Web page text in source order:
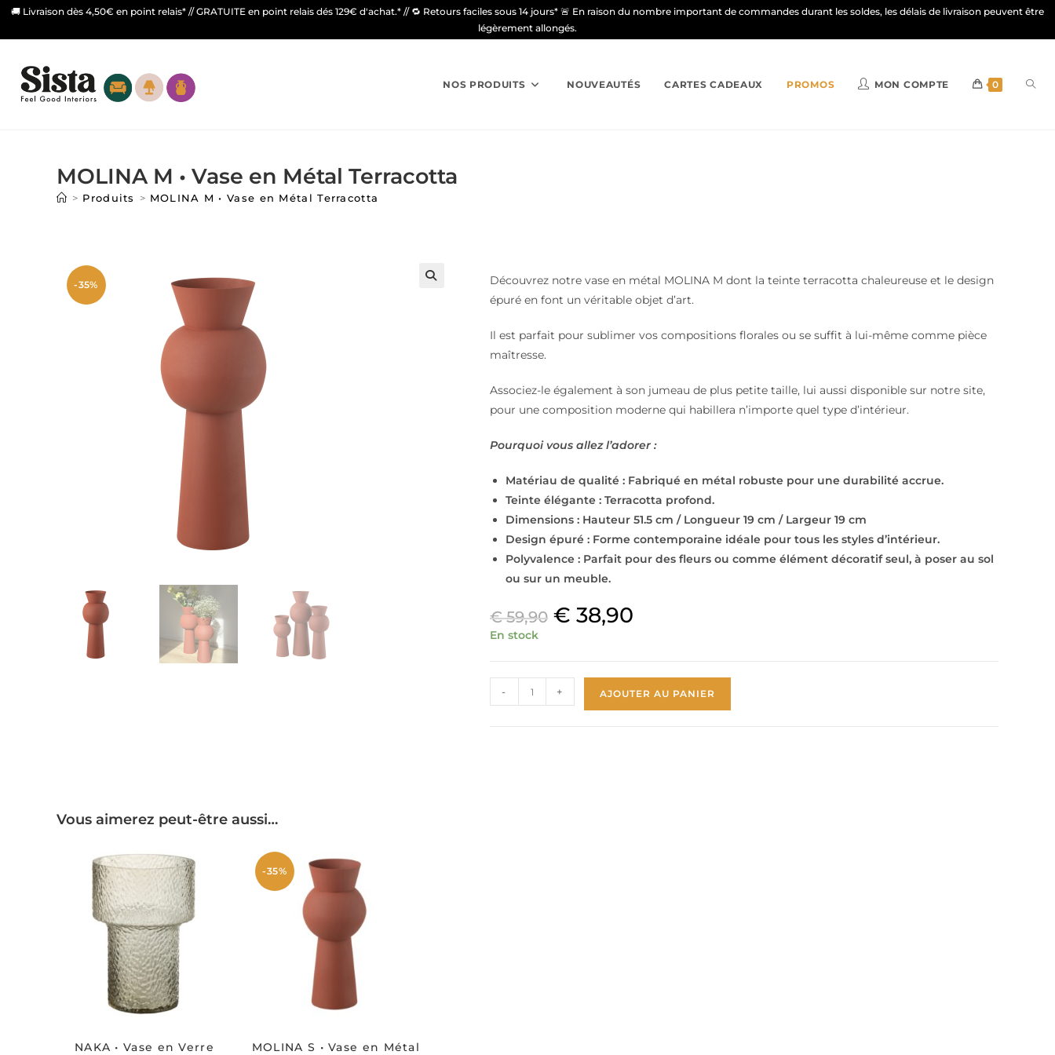
🚚 Livraison dès 4,50€ en point relais* // GRATUITE en point relais dés 129€ d'achat.* // 🔁 Retours faciles sous 14 jours* 🚨 En raison du nombre important de commandes durant les soldes, les délais de livraison peuvent être
légèrement allongés.
NOS PRODUITS NOUVEAUTÉS CARTES CADEAUX PROMOS MON COMPTE 0
MOLINA M • Vase en Métal Terracotta
> Produits > MOLINA M • Vase en Métal Terracotta
-35%
Découvrez notre vase en métal MOLINA M dont la teinte terracotta chaleureuse et le design
épuré en font un véritable objet d’art.
Il est parfait pour sublimer vos compositions florales ou se suffit à lui-même comme pièce
maîtresse.
Associez-le également à son jumeau de plus petite taille, lui aussi disponible sur notre site,
pour une composition moderne qui habillera n’importe quel type d’intérieur.
Pourquoi vous allez l’adorer :
Matériau de qualité : Fabriqué en métal robuste pour une durabilité accrue.
Teinte élégante : Terracotta profond.
Dimensions : Hauteur 51.5 cm / Longueur 19 cm / Largeur 19 cm
Design épuré : Forme contemporaine idéale pour tous les styles d’intérieur.
Polyvalence : Parfait pour des fleurs ou comme élément décoratif seul, à poser au sol
ou sur un meuble.
€59,90 € 38,90
En stock
- + AJOUTER AU PANIER
Vous aimerez peut-être aussi…
NAKA • Vase en Verre
-35%
MOLINA S • Vase en Métal